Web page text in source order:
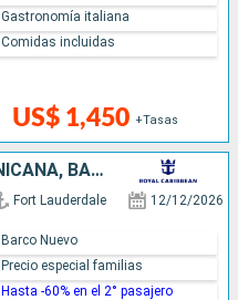
US$ 1,450 +Tasas
Gastronomía italiana
Comidas incluidas
ARUBA, REPÚBLICA DOMINICANA, BAHAMAS, ESTADOS UNIDOS
Fort Lauderdale 12/12/2026
Barco Nuevo
Precio especial familias
Hasta -60% en el 2° pasajero